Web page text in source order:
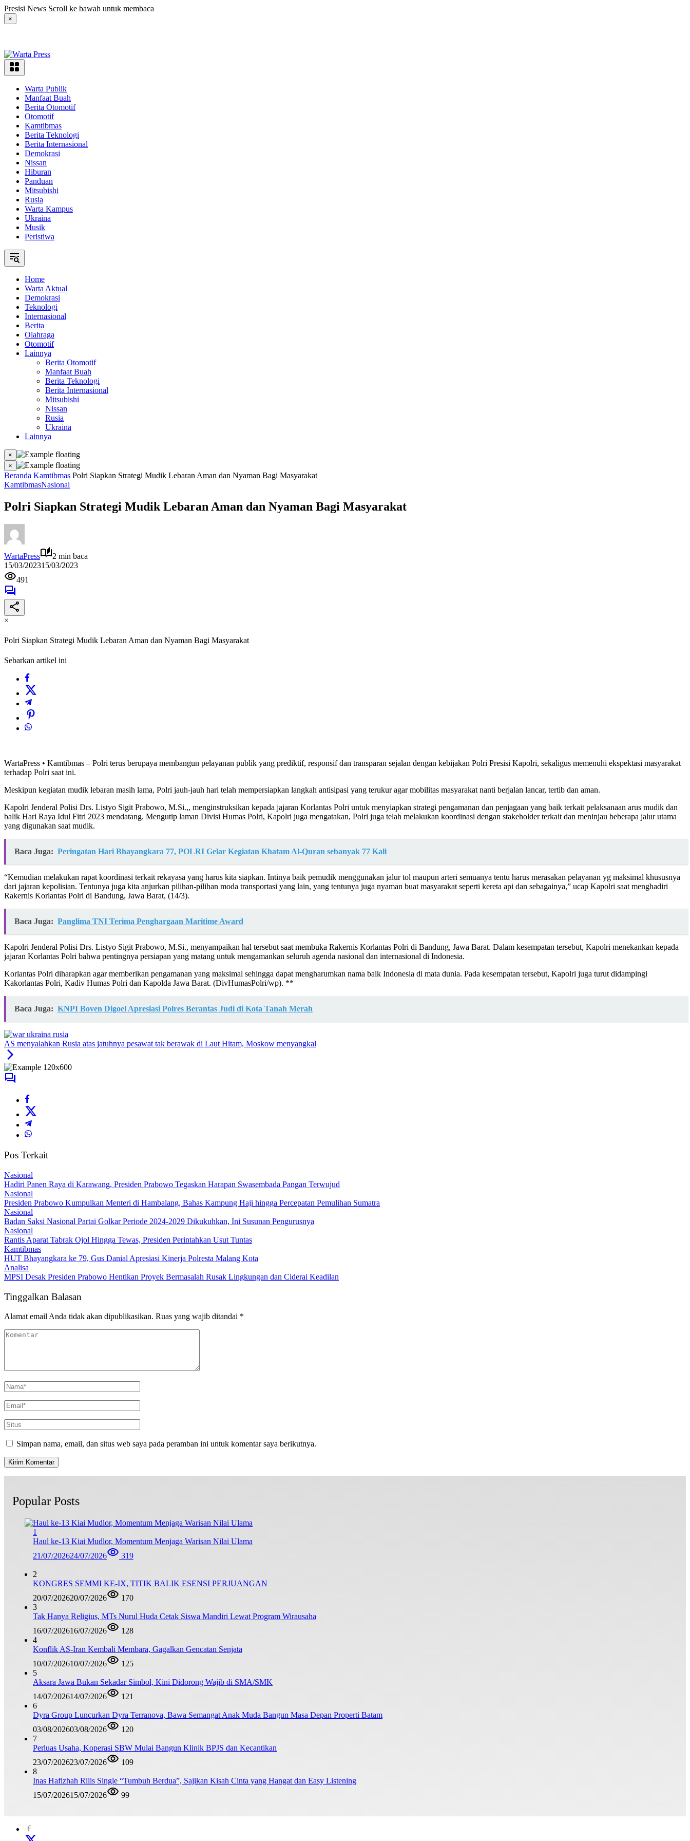
Langsung
ke
konten
Presisi News Scroll ke bawah untuk membaca
×
Warta Publik
Manfaat Buah
Berita Otomotif
Otomotif
Kamtibmas
Berita Teknologi
Berita Internasional
Demokrasi
Nissan
Hiburan
Panduan
Mitsubishi
Rusia
Warta Kampus
Ukraina
Musik
Peristiwa
Home
Warta Aktual
Demokrasi
Teknologi
Internasional
Berita
Olahraga
Otomotif
Lainnya
Berita Otomotif
Manfaat Buah
Berita Teknologi
Berita Internasional
Mitsubishi
Nissan
Rusia
Ukraina
Lainnya
×
×
Beranda Kamtibmas Polri Siapkan Strategi Mudik Lebaran Aman dan Nyaman Bagi Masyarakat
KamtibmasNasional
Polri Siapkan Strategi Mudik Lebaran Aman dan Nyaman Bagi Masyarakat
WartaPress
2 min baca
15/03/202315/03/2023
491
×
Polri Siapkan Strategi Mudik Lebaran Aman dan Nyaman Bagi Masyarakat
Sebarkan artikel ini
WartaPress • Kamtibmas – Polri terus berupaya membangun pelayanan publik yang prediktif, responsif dan transparan sejalan dengan kebijakan Polri Presisi Kapolri, sekaligus memenuhi ekspektasi masyarakat
terhadap Polri saat ini.
Meskipun kegiatan mudik lebaran masih lama, Polri jauh-jauh hari telah mempersiapkan langkah antisipasi yang terukur agar mobilitas masyarakat nanti berjalan lancar, tertib dan aman.
Kapolri Jenderal Polisi Drs. Listyo Sigit Prabowo, M.Si.,, menginstruksikan kepada jajaran Korlantas Polri untuk menyiapkan strategi pengamanan dan penjagaan yang baik terkait pelaksanaan arus mudik dan
balik Hari Raya Idul Fitri 2023 mendatang. Mengutip laman Divisi Humas Polri, Kapolri juga mengatakan, Polri juga telah melakukan koordinasi dengan stakeholder terkait dan meninjau beberapa jalur utama
yang digunakan saat mudik.
Baca Juga: Peringatan Hari Bhayangkara 77, POLRI Gelar Kegiatan Khatam Al-Quran sebanyak 77 Kali
“Kemudian melakukan rapat koordinasi terkait rekayasa yang harus kita siapkan. Intinya baik pemudik menggunakan jalur tol maupun arteri semuanya tentu harus merasakan pelayanan yg maksimal khususnya
dari jajaran kepolisian. Tentunya juga kita anjurkan pilihan-pilihan moda transportasi yang lain, yang tentunya juga nyaman buat masyarakat seperti kereta api dan sebagainya,” ucap Kapolri saat menghadiri
Rakernis Korlantas Polri di Bandung, Jawa Barat, (14/3).
Baca Juga: Panglima TNI Terima Penghargaan Maritime Award
Kapolri Jenderal Polisi Drs. Listyo Sigit Prabowo, M.Si., menyampaikan hal tersebut saat membuka Rakernis Korlantas Polri di Bandung, Jawa Barat. Dalam kesempatan tersebut, Kapolri menekankan kepada
jajaran Korlantas Polri bahwa pentingnya persiapan yang matang untuk mengamankan seluruh agenda nasional dan internasional di Indonesia.
Korlantas Polri diharapkan agar memberikan pengamanan yang maksimal sehingga dapat mengharumkan nama baik Indonesia di mata dunia. Pada kesempatan tersebut, Kapolri juga turut didampingi
Kakorlantas Polri, Kadiv Humas Polri dan Kapolda Jawa Barat. (DivHumasPolri/wp). **
Baca Juga: KNPI Boven Digoel Apresiasi Polres Berantas Judi di Kota Tanah Merah
AS menyalahkan Rusia atas jatuhnya pesawat tak berawak di Laut Hitam, Moskow menyangkal
Pos Terkait
Nasional
Hadiri Panen Raya di Karawang, Presiden Prabowo Tegaskan Harapan Swasembada Pangan Terwujud
Nasional
Presiden Prabowo Kumpulkan Menteri di Hambalang, Bahas Kampung Haji hingga Percepatan Pemulihan Sumatra
Nasional
Badan Saksi Nasional Partai Golkar Periode 2024-2029 Dikukuhkan, Ini Susunan Pengurusnya
Nasional
Rantis Aparat Tabrak Ojol Hingga Tewas, Presiden Perintahkan Usut Tuntas
Kamtibmas
HUT Bhayangkara ke 79, Gus Danial Apresiasi Kinerja Polresta Malang Kota
Analisa
MPSI Desak Presiden Prabowo Hentikan Proyek Bermasalah Rusak Lingkungan dan Ciderai Keadilan
Tinggalkan Balasan
Alamat email Anda tidak akan dipublikasikan. Ruas yang wajib ditandai *
Simpan nama, email, dan situs web saya pada peramban ini untuk komentar saya berikutnya.
Popular Posts
1
Haul ke-13 Kiai Mudlor, Momentum Menjaga Warisan Nilai Ulama
21/07/202624/07/2026 319
2
KONGRES SEMMI KE-IX, TITIK BALIK ESENSI PERJUANGAN
20/07/202620/07/2026
170
3
Tak Hanya Religius, MTs Nurul Huda Cetak Siswa Mandiri Lewat Program Wirausaha
16/07/202616/07/2026
128
4
Konflik AS-Iran Kembali Membara, Gagalkan Gencatan Senjata
10/07/202610/07/2026
125
5
Aksara Jawa Bukan Sekadar Simbol, Kini Didorong Wajib di SMA/SMK
14/07/202614/07/2026
121
6
Dyra Group Luncurkan Dyra Terranova, Bawa Semangat Anak Muda Bangun Masa Depan Properti Batam
03/08/202603/08/2026
120
7
Perluas Usaha, Koperasi SBW Mulai Bangun Klinik BPJS dan Kecantikan
23/07/202623/07/2026
109
8
Inas Hafizhah Rilis Single “Tumbuh Berdua”, Sajikan Kisah Cinta yang Hangat dan Easy Listening
15/07/202615/07/2026 99